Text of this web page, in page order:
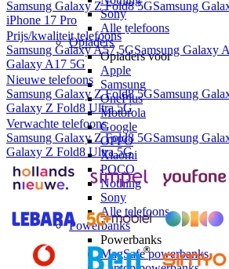
Sony
Alle telefoons
Opladers
Opladers voor
Apple
Samsung
OnePlus
Motorola
Google
OPPO
Xiaomi
POCO
Nothing
Sony
Alle telefoons
Powerbanks
Powerbanks
MagSafe powerbanks
Samsung Galaxy Z Fold8 5GSamsung
iPhone 17 Pro
Prijs/kwaliteit telefoons
Samsung Galaxy A57 5GSamsung Galaxy
Galaxy A17 5G
Nieuwe telefoons
Samsung Galaxy Z Fold8 5GSamsung
Galaxy Z Fold8 Ultra 5G
Verwachte telefoons
Samsung Galaxy Z Fold8 5GSamsung
Galaxy Z Fold8 Ultra 5G